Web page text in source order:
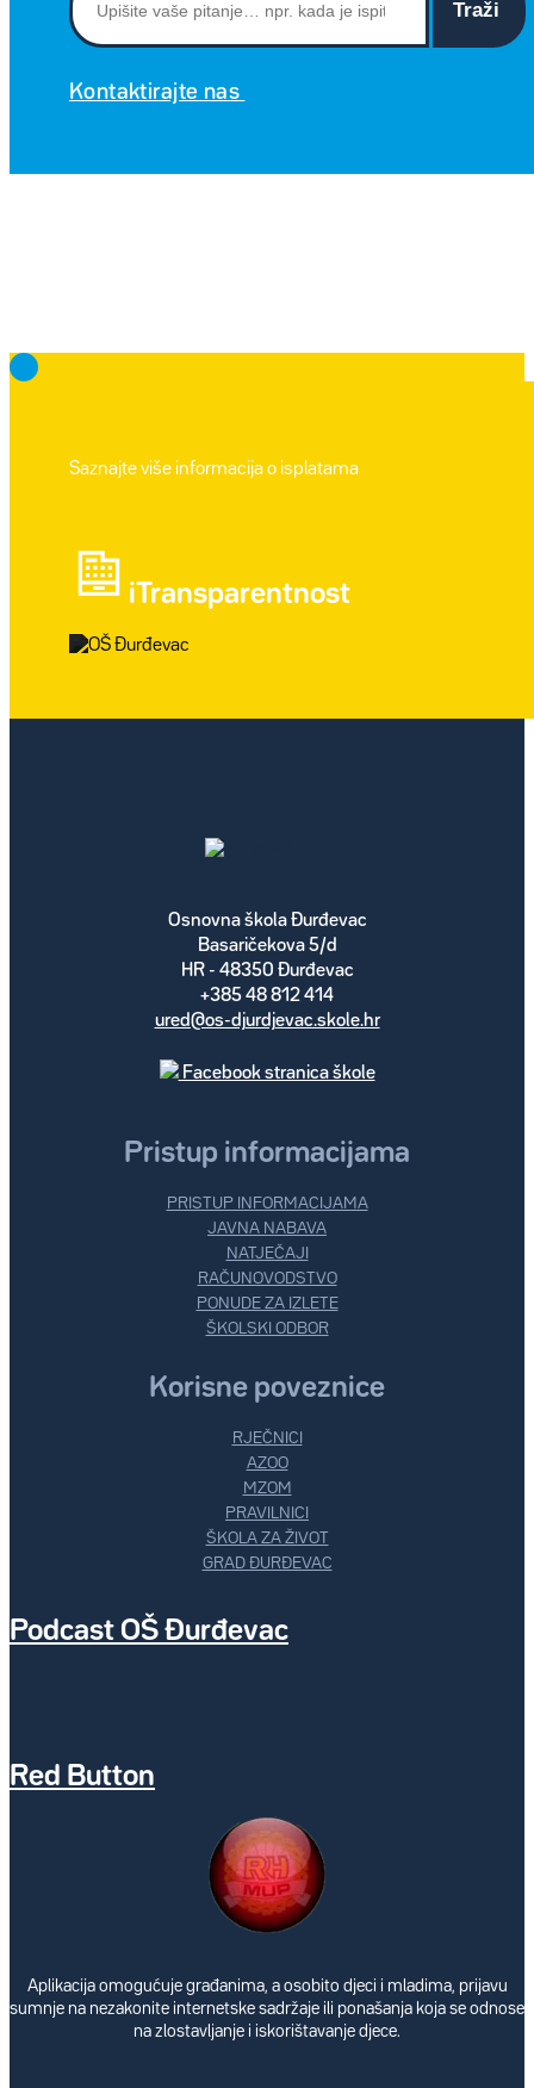
Traži
Kontaktirajte nas
Saznajte više informacija o isplatama
iTransparentnost
Osnovna škola Đurđevac
Basaričekova 5/d
HR - 48350 Đurđevac
+385 48 812 414
ured@os-djurdjevac.skole.hr
Facebook stranica škole
Pristup informacijama
PRISTUP INFORMACIJAMA
JAVNA NABAVA
NATJEČAJI
RAČUNOVODSTVO
PONUDE ZA IZLETE
ŠKOLSKI ODBOR
Korisne poveznice
RJEČNICI
AZOO
MZOM
PRAVILNICI
ŠKOLA ZA ŽIVOT
GRAD ĐURĐEVAC
Podcast OŠ Đurđevac
Red Button
Aplikacija omogućuje građanima, a osobito djeci i mladima, prijavu
sumnje na nezakonite internetske sadržaje ili ponašanja koja se odnose
na zlostavljanje i iskorištavanje djece.